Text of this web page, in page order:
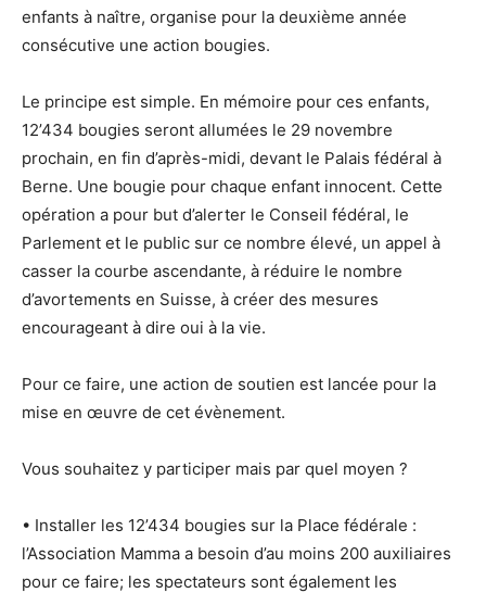
enfants à naître, organise pour la deuxième année
consécutive une action bougies.
Le principe est simple. En mémoire pour ces enfants,
12’434 bougies seront allumées le 29 novembre
prochain, en fin d’après-midi, devant le Palais fédéral à
Berne. Une bougie pour chaque enfant innocent. Cette
opération a pour but d’alerter le Conseil fédéral, le
Parlement et le public sur ce nombre élevé, un appel à
casser la courbe ascendante, à réduire le nombre
d’avortements en Suisse, à créer des mesures
encourageant à dire oui à la vie.
Pour ce faire, une action de soutien est lancée pour la
mise en œuvre de cet évènement.
Vous souhaitez y participer mais par quel moyen ?
• Installer les 12’434 bougies sur la Place fédérale :
l’Association Mamma a besoin d’au moins 200 auxiliaires
pour ce faire; les spectateurs sont également les